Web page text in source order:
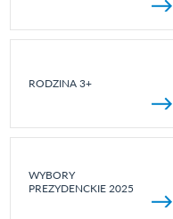
RODZINA 3+
WYBORY
PREZYDENCKIE 2025